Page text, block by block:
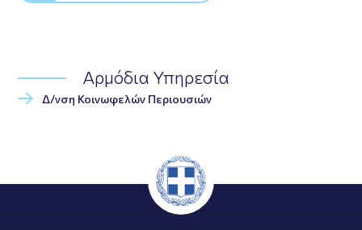
Αρμόδια Υπηρεσία
Δ/νση Κοινωφελών Περιουσιών